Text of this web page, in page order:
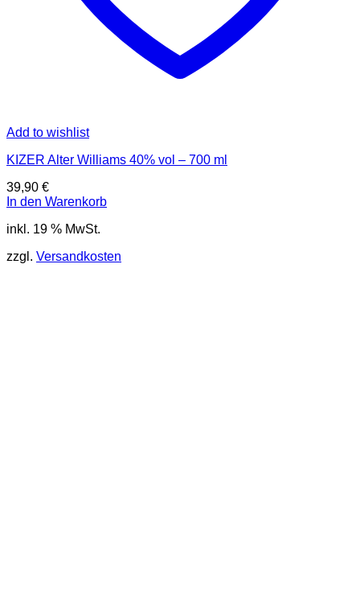
Add to wishlist
KIZER Alter Williams 40% vol – 700 ml
39,90 €
In den Warenkorb
inkl. 19 % MwSt.
zzgl. Versandkosten